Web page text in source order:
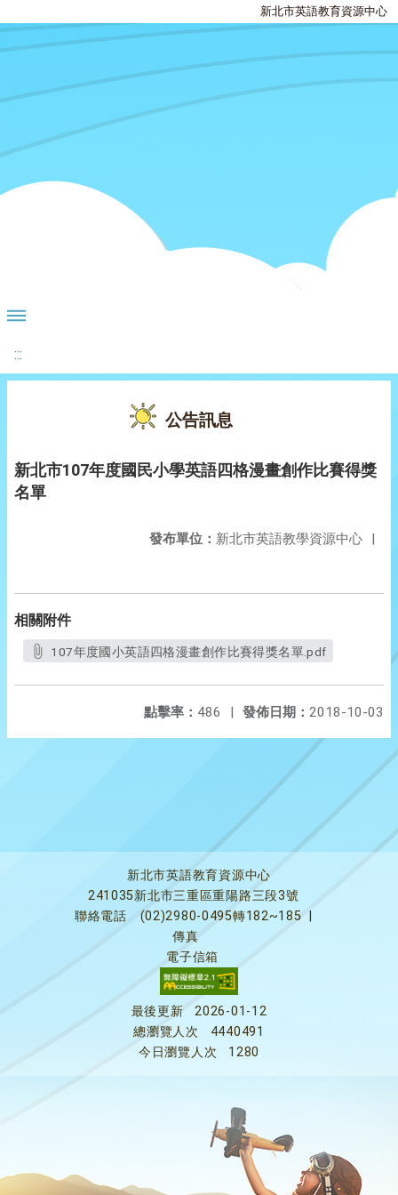
新北市英語教育資源中心
:::
公告訊息
新北市107年度國民小學英語四格漫畫創作比賽得獎
名單
發布單位： 新北市英語教學資源中心 |
相關附件
107年度國小英語四格漫畫創作比賽得獎名單.pdf
發佈日期： 2018-10-03
點擊率： 486 |
新北市英語教育資源中心
241035新北市三重區重陽路三段3號
聯絡電話
(02)2980-0495轉182~185
傳真
電子信箱
最後更新
2026-01-12
總瀏覽人次
4440491
今日瀏覽人次
1280